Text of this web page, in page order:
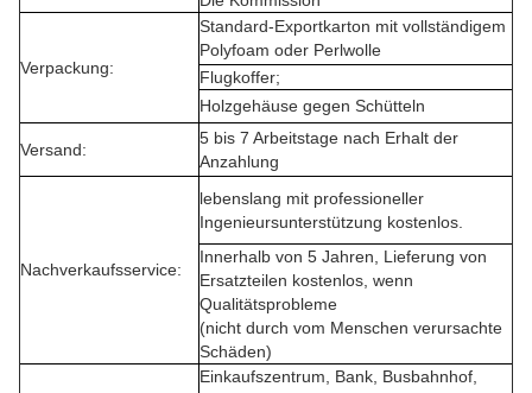
Verpackung:
Standard-Exportkarton mit vollständigem
Polyfoam oder Perlwolle
Flugkoffer;
Holzgehäuse gegen Schütteln
Versand:
5 bis 7 Arbeitstage nach Erhalt der
Anzahlung
Nachverkaufsservice:
lebenslang mit professioneller
Ingenieursunterstützung kostenlos.
Innerhalb von 5 Jahren, Lieferung von
Ersatzteilen kostenlos, wenn
Qualitätsprobleme
(nicht durch vom Menschen verursachte
Schäden)
Einkaufszentrum, Bank, Busbahnhof,